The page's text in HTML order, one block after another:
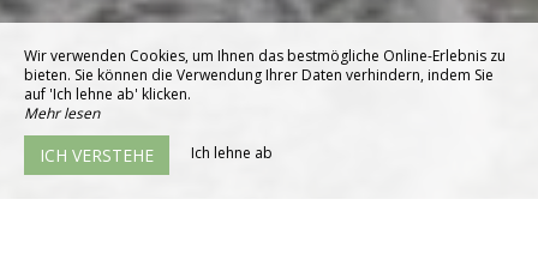
Wir verwenden Cookies, um Ihnen das bestmögliche Online-Erlebnis zu
bieten. Sie können die Verwendung Ihrer Daten verhindern, indem Sie
auf 'Ich lehne ab' klicken.
Mehr lesen
ICH VERSTEHE Ich lehne ab